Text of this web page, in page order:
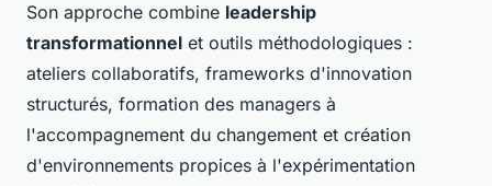
Son approche combine leadership
transformationnel et outils méthodologiques :
ateliers collaboratifs, frameworks d'innovation
structurés, formation des managers à
l'accompagnement du changement et création
d'environnements propices à l'expérimentation